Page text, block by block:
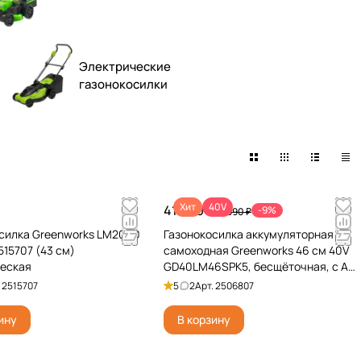
Электрические
газонокосилки
Greenworks LM2000
(43 см)
2515707
Хит 40V
41 990 ₽45 990 ₽ -9%
Газонокосилка аккумуляторная
самоходная Greenworks 46 см 40V
GD40LM46SPK5, бесщёточная, с АКБ
на 5 А*ч и ЗУ
5 2Арт.2506807
В корзину